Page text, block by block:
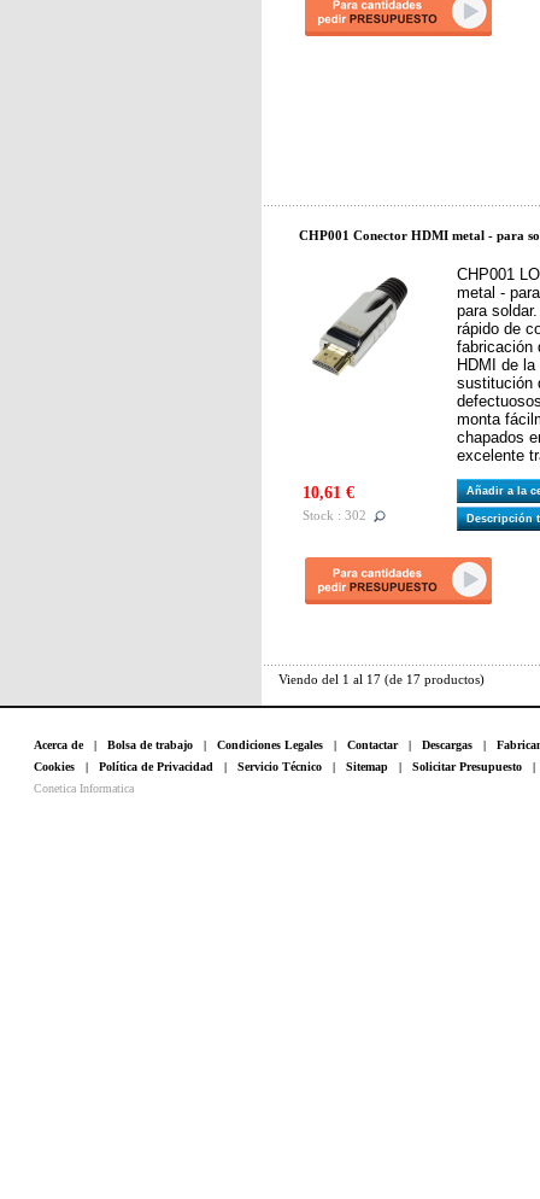
CHP001 Conector HDMI metal - para
CHP001
metal -
para
rápido de
fabricación
HDMI de
sustitución
monta
chapados
excelente
10,61 €
Stock : 302
Añadir a la
Descripción
Viendo del 1 al 17 (de 17 productos)
Acerca de| Bolsa de trabajo | Condiciones Legales | Contactar| Descargas |
Cookies | Política de Privacidad | Servicio Técnico | Sitemap | Solicitar Presupuesto
Conetica Informatica